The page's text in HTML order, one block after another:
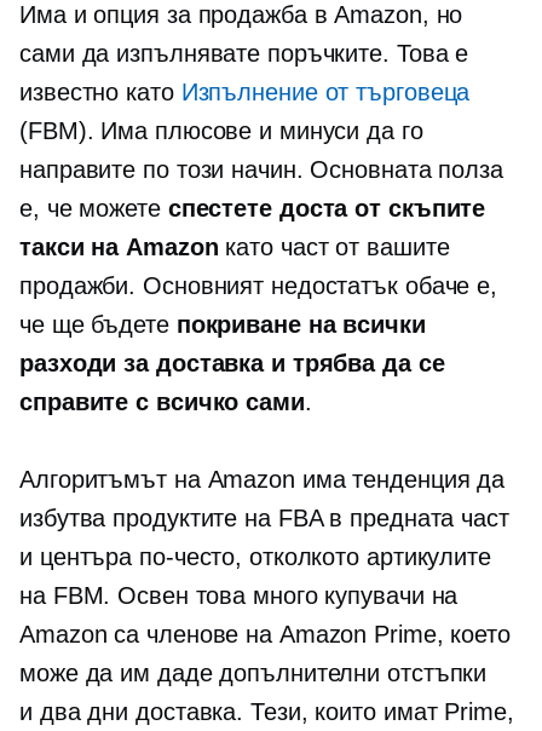
Има и опция за продажба в Amazon, но
сами да изпълнявате поръчките. Това е
известно като Изпълнение от търговеца
(FBM). Има плюсове и минуси да го
направите по този начин. Основната полза
е, че можете спестете доста от скъпите
такси на Amazon като част от вашите
продажби. Основният недостатък обаче е,
че ще бъдете покриване на всички
разходи за доставка и трябва да се
справите с всичко сами.
Алгоритъмът на Amazon има тенденция да
избутва продуктите на FBA в предната част
и центъра по-често, отколкото артикулите
на FBM. Освен това много купувачи на
Amazon са членове на Amazon Prime, което
може да им даде допълнителни отстъпки
и два дни доставка. Тези, които имат Prime,